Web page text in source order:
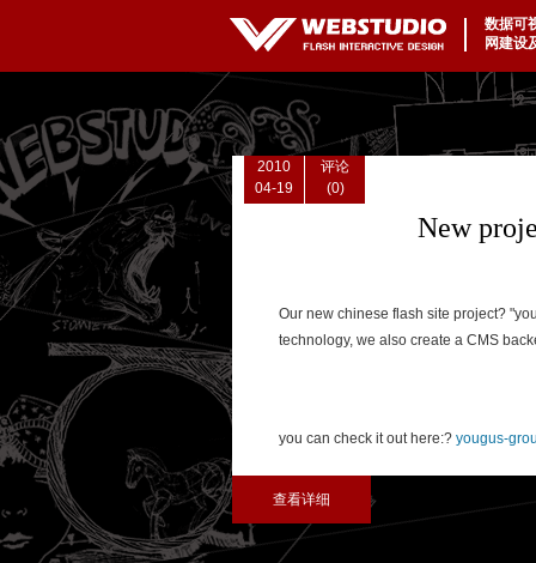
数据可
网建设
2010
04-19
评论
(0)
New
Our new chinese flash site project?
technology, we also create a CMS
you can check it out here:? yougus-
查看详细